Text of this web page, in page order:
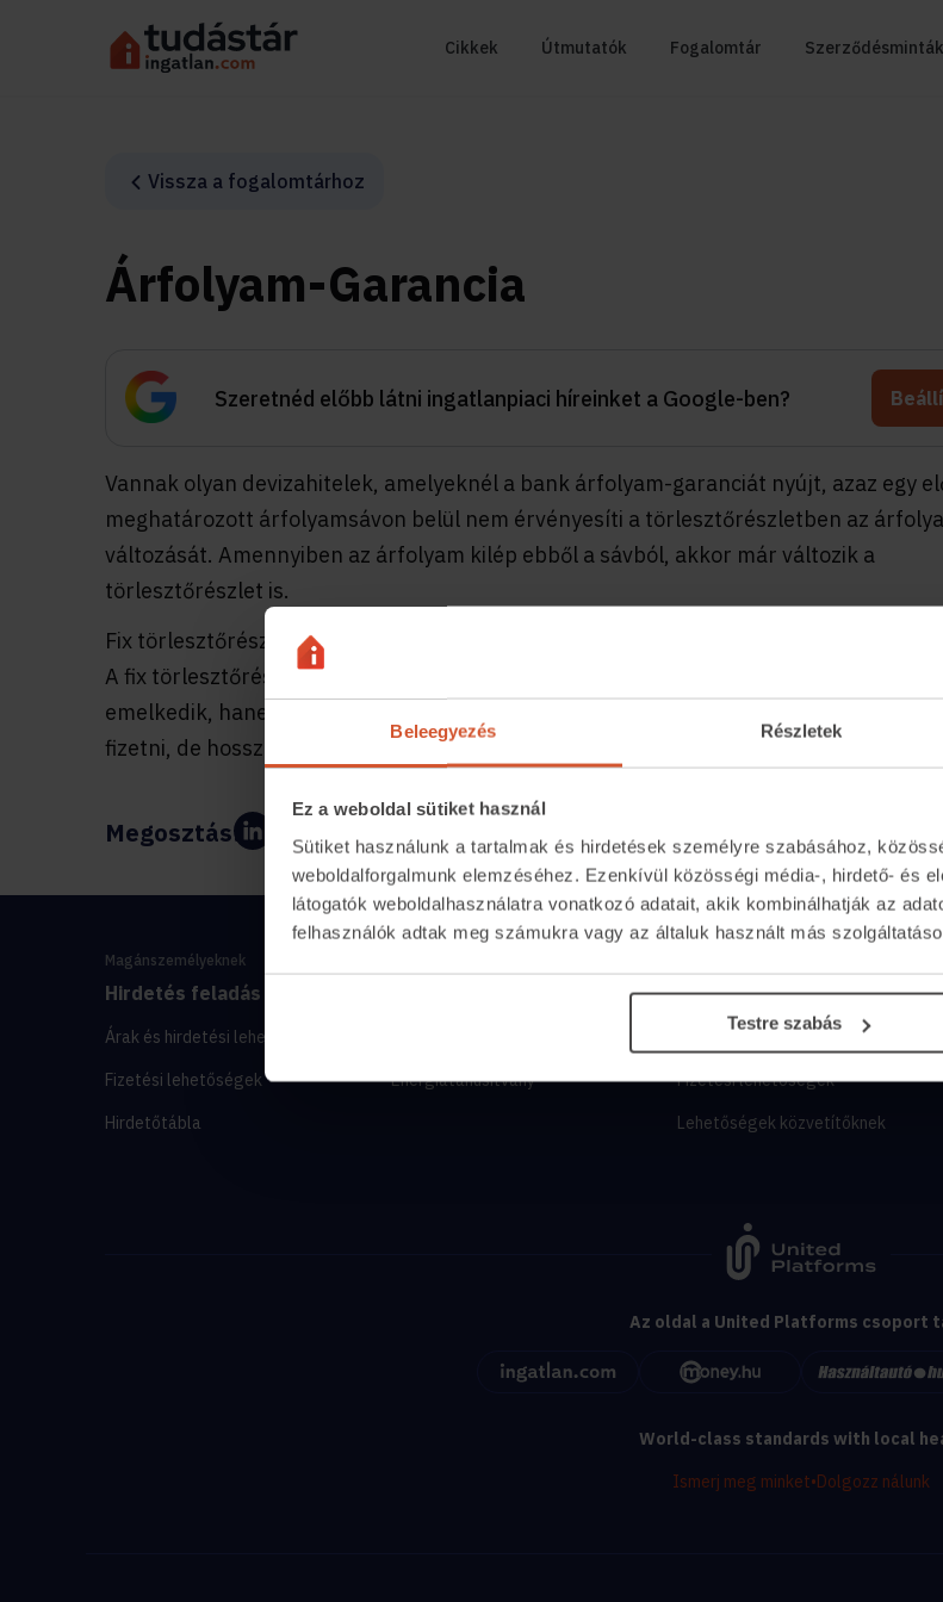
Beleegyezés Részletek
Ez a weboldal sütiket használ
Sütiket használunk a tartalmak és hirdetések személyre szabásához,
weboldalforgalmunk elemzéséhez. Ezenkívül közösségi média-, hirdető- és
látogatók weboldalhasználatra vonatkozó adatait, akik kombinálhatják az
felhasználók adtak meg számukra vagy az általuk használt más
Testre szabás
Cikkek Útmutatók Fogalomtár Szerződésminták
Vissza a fogalomtárhoz
Árfolyam-Garancia
Szeretnéd előbb látni ingatlanpiaci híreinket a Google-ben?
Vannak olyan devizahitelek, amelyeknél a bank árfolyam-garanciát nyújt, azaz egy
meghatározott árfolyamsávon belül nem érvényesíti a törlesztőrészletben az
változását. Amennyiben az árfolyam kilép ebből a sávból, akkor már változik a
törlesztőrészlet is.
Fix törlesztőrészletű devizahitel
A fix törlesztőrészletű devizahiteleknél az árfolyamváltozás miatt nem a
emelkedik, hanem a hitel futamideje nő. Ez esetben ugyanakkora törlesztőrészletet
fizetni, de hosszabb ideig.
Megosztás:
Magánszemélyeknek
Hirdetés feladás
Árak és hirdetési lehetőségek
Fizetési lehetőségek
Hirdetőtábla
Energiatanúsítvány
Belépés közvetítőknek
Árak és hirdetési lehetőségek
Fizetési lehetőségek
Lehetőségek közvetítőknek
Az oldal a United Platforms csoport
World-class standards with local
Ismerj meg minket•Dolgozz nálunk